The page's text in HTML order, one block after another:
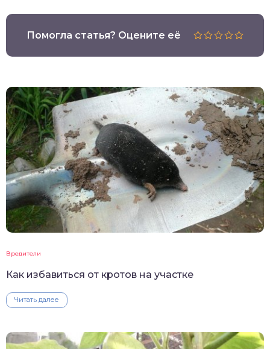
Помогла статья? Оцените её
Вредители
Как избавиться от кротов на участке
Читать далее